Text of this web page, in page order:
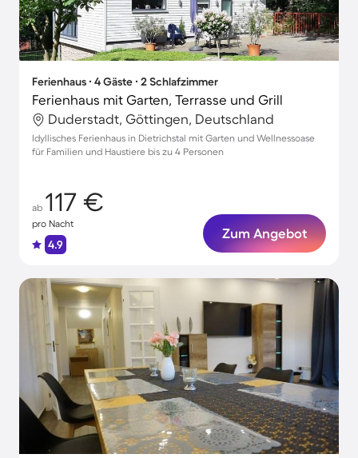
Ferienhaus ∙ 4 Gäste ∙ 2 Schlafzimmer
Ferienhaus mit Garten, Terrasse und Grill
Duderstadt, Göttingen, Deutschland
Idyllisches Ferienhaus in Dietrichstal mit Garten und Wellnessoase
für Familien und Haustiere bis zu 4 Personen
ab 117 €
pro Nacht
4.9
Zum Angebot